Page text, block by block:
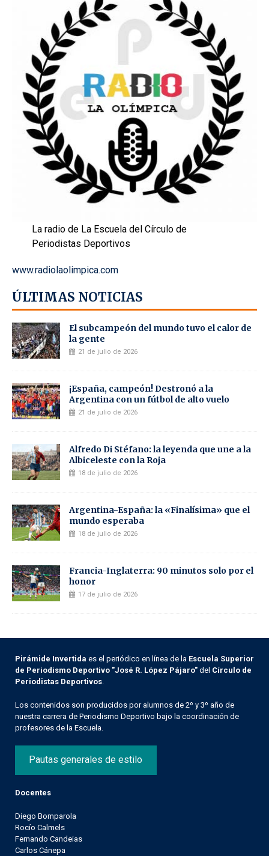
La radio de La Escuela del Círculo de
Periodistas Deportivos
www.radiolaolimpica.com
ÚLTIMAS NOTICIAS
El subcampeón del mundo tuvo el calor de
la gente
21 de julio de 2026
¡España, campeón! Destronó a la
Argentina con un fútbol de alto vuelo
21 de julio de 2026
Alfredo Di Stéfano: la leyenda que une a la
Albiceleste con la Roja
18 de julio de 2026
Argentina-España: la «Finalísima» que el
mundo esperaba
18 de julio de 2026
Francia-Inglaterra: 90 minutos solo por el
honor
17 de julio de 2026
Pirámide Invertida es el periódico en línea de la Escuela Superior
de Periodismo Deportivo "José R. López Pájaro" del Círculo de
Periodistas Deportivos
Los contenidos son producidos por alumnos de 2º y 3º año de
nuestra carrera de Periodismo Deportivo bajo la coordinación de
profesores de la Escuela.
Pautas generales de estilo
Docentes
Diego Bomparola
Rocío Calmels
Fernando Candeias
Carlos Cánepa